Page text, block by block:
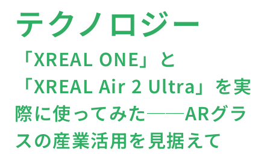
テクノロジー
「XREAL ONE」と
「XREAL Air 2 Ultra」を実
際に使ってみた──ARグラ
スの産業活用を見据えて